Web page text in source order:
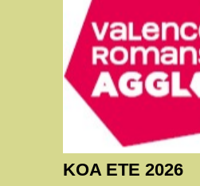
KOA ETE 2026